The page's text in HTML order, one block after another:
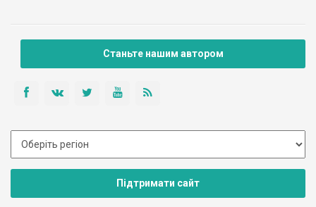
Станьте нашим автором
Підтримати сайт